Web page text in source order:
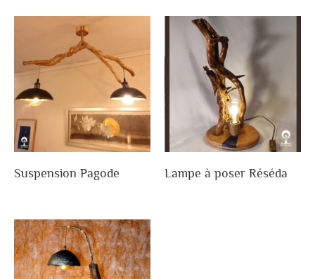
Suspension Pagode Lampe à poser Réséda